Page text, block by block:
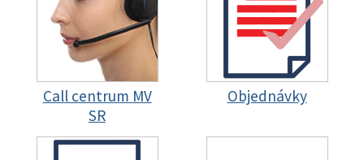
Call centrum MV
SR
Objednávky